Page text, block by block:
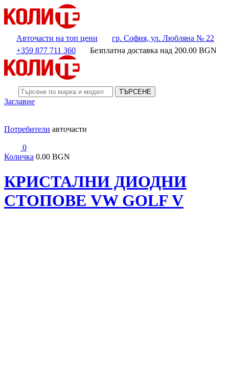
Авточасти на топ цени
гр. София, ул. Любляна № 22
+359 877 711 360
Безплатна доставка над 200.00 BGN
ТЪРСЕНЕ
Заглавие
Потребители авточасти
0
Количка 0.00 BGN
КРИСТАЛНИ ДИОДНИ
СТОПОВЕ VW GOLF V